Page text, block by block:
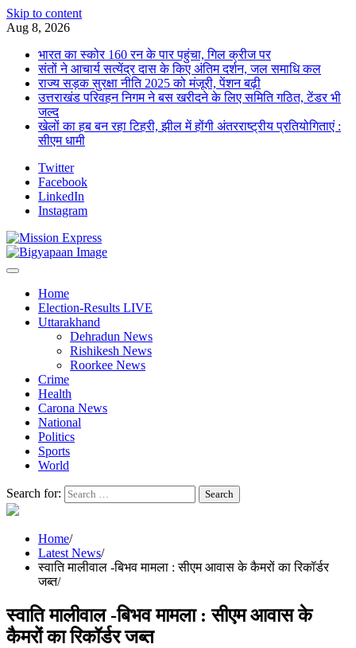
Skip to content
Aug 8, 2026
भारत का स्कोर 160 रन के पार पहुंचा, गिल क्रीज पर
संतों ने आचार्य सत्येंद्र दास के किए अंतिम दर्शन, जल समाधि कल
राज्य सड़क सुरक्षा नीति 2025 को मंजूरी, पेंशन बढ़ी
उत्तराखंड परिवहन निगम ने बस खरीदने के लिए समिति गठित, टेंडर भी
जल्द
खेलों का हब बन रहा टिहरी, झील में होंगी अंतरराष्ट्रीय प्रतियोगिताएं :
सीएम धामी
Twitter
Facebook
LinkedIn
Instagram
Home
Election-Results LIVE
Uttarakhand
Dehradun News
Rishikesh News
Roorkee News
Crime
Health
Carona News
National
Politics
Sports
World
Search for:
Home
Latest News
स्वाति मालीवाल -बिभव मामला : सीएम आवास के कैमरों का रिकॉर्डर
जब्त
स्वाति मालीवाल -बिभव मामला : सीएम आवास के
कैमरों का रिकॉर्डर जब्त